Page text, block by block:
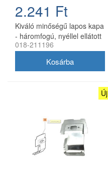
2.241 Ft
Kiváló minőségű lapos kapa
- háromfogú, nyéllel ellátott
kapa a talaj koptatásához
kertek megbízható segítője.
018-211196
Új